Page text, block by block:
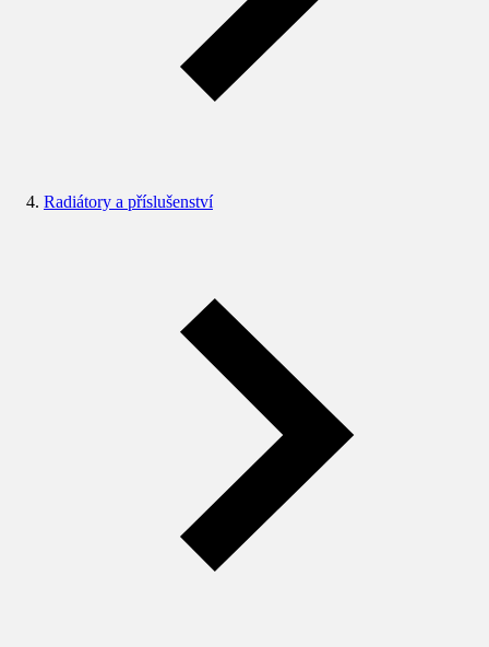
Radiátory a příslušenství